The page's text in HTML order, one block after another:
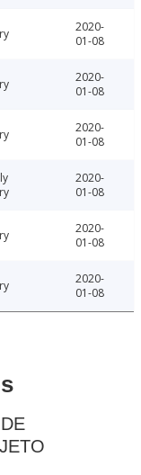
2020-
01-08
2020-
01-08
2020-
01-08
2020-
01-08
2020-
01-08
2020-
01-08